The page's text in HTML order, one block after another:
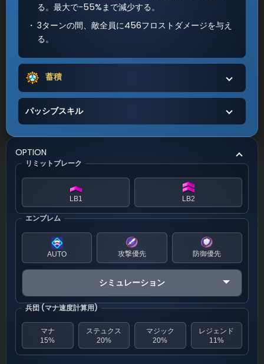
る。最大で-55%まで減少する。
3ターンの間、敵全員に456フロストダメージを与え
る。
蓄積
パッシブスキル
OPTION
リミットブレーク
LB1 LB2
エンブレム
AUTO 攻撃優先 防御優先
シミュレーション
兵団 (マナ速度計算用)
マナ
15%
ステュクス
20%
マジック
20%
レジェンド
11%